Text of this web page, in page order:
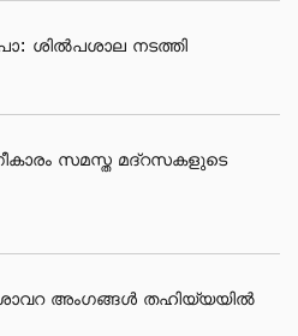
ശിൽപശാല നടത്തി
സമസ്ത മദ്റസകളുടെ
അംഗങ്ങൾ തഹിയ്യയിൽ